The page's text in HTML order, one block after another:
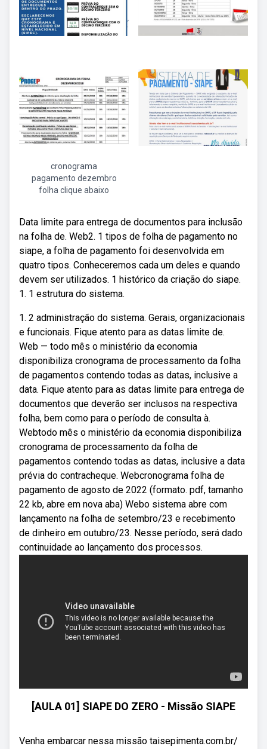
cronograma
pagamento dezembro
folha clique abaixo
Data limite para entrega de documentos para inclusão
na folha de. Web2. 1 tipos de folha de pagamento no
siape, a folha de pagamento foi desenvolvida em
quatro tipos. Conheceremos cada um deles e quando
devem ser utilizados. 1 histórico da criação do siape.
1. 1 estrutura do sistema.
1. 2 administração do sistema. Gerais, organizacionais
e funcionais. Fique atento para as datas limite de.
Web — todo mês o ministério da economia
disponibiliza cronograma de processamento da folha
de pagamentos contendo todas as datas, inclusive a
data. Fique atento para as datas limite para entrega de
documentos que deverão ser inclusos na respectiva
folha, bem como para o período de consulta à.
Webtodo mês o ministério da economia disponibiliza
cronograma de processamento da folha de
pagamentos contendo todas as datas, inclusive a data
prévia do contracheque. Webcronograma folha de
pagamento de agosto de 2022 (formato. pdf, tamanho
22 kb, abre em nova aba) Webo sistema abre com
lançamento na folha de setembro/23 e recebimento
de dinheiro em outubro/23. Nesse período, será dado
continuidade ao lançamento dos processos.
[AULA 01] SIAPE DO ZERO - Missão SIAPE
Venha embarcar nessa missão taisepimenta.com.br/